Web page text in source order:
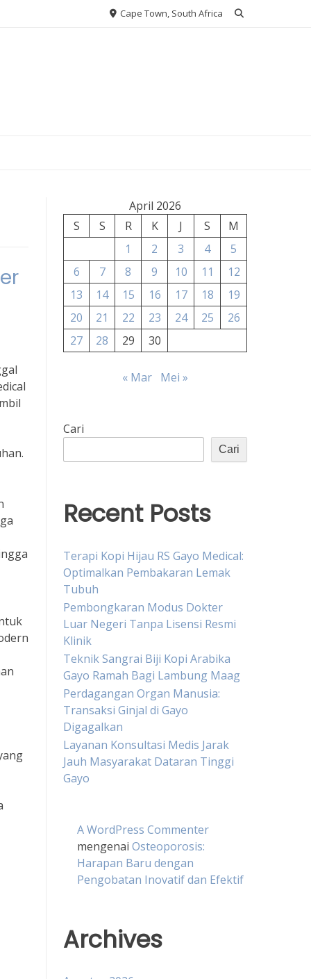
Cape Town, South Africa
April 2026
S
S R K J S
M
1
2 3 4
5
6
7 8 9 10 11
12
13
14 15 16 17 18
19
20
21 22 23 24 25
26
27
28 29 30
« Mar Mei »
Cari
Cari
Recent Posts
Terapi Kopi Hijau RS Gayo Medical:
Optimalkan Pembakaran Lemak
Tubuh
Pembongkaran Modus Dokter
Luar Negeri Tanpa Lisensi Resmi
Klinik
Teknik Sangrai Biji Kopi Arabika
Gayo Ramah Bagi Lambung Maag
Perdagangan Organ Manusia:
Transaksi Ginjal di Gayo
Digagalkan
Layanan Konsultasi Medis Jarak
Jauh Masyarakat Dataran Tinggi
Gayo
A WordPress Commenter
mengenai Osteoporosis:
Harapan Baru dengan
Pengobatan Inovatif dan Efektif
Archives